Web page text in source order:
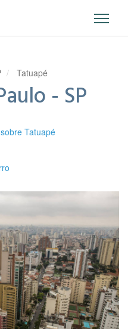
Tatuapé
- SP
Tatuapé